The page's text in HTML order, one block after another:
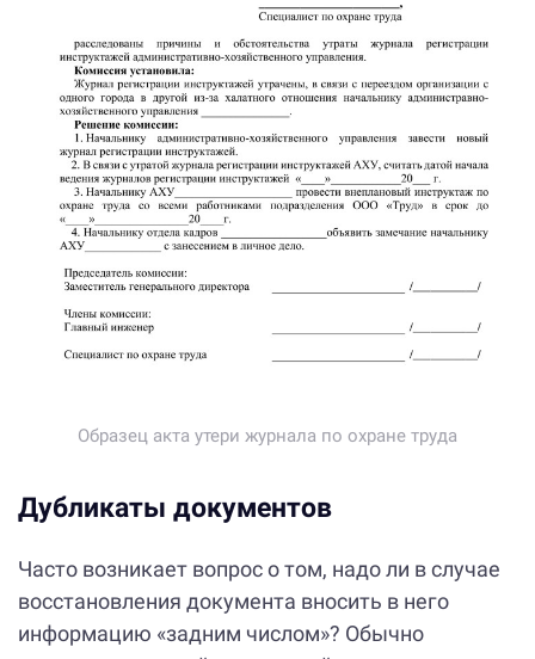
Образец акта утери журнала по охране труда
Дубликаты документов
Часто возникает вопрос о том, надо ли в случае
восстановления документа вносить в него
информацию «задним числом»? Обычно